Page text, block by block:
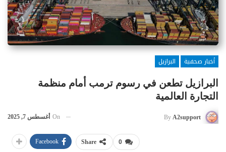
أخبار صحفية
البرازيل
البرازيل تطعن في رسوم ترمب أمام منظمة
التجارة العالمية
By A2support
On أغسطس 7, 2025
0
Share
Facebook